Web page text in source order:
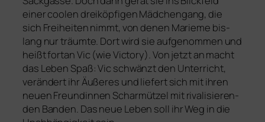
einer coo­len drei­köp­fi­gen Mädchengang, die
sich Freiheiten nimmt, von denen Marieme bis­
lang nur träum­te. Dort wird sie auf­ge­nom­men und
heißt fort­an Vic (wie Victory). Von jetzt an macht
das Leben Spaß: Vic schwänzt den Unterricht,
ver­än­dert ihr Äußeres und lie­fert sich mit ihren
neu­en Freundinnen Scharmützel mit riva­li­sie­ren­
den Banden. Das neue Leben soll ihr Weg in die